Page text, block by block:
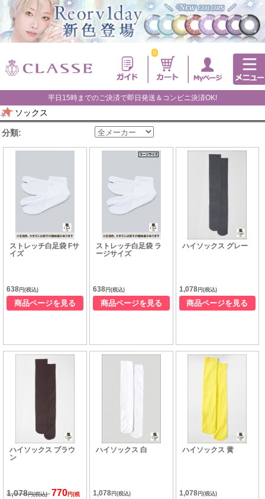
0
平日15時までのご決済で即日発送＆コンビニ決済OK!
ソックス
分類:
ストレッチ白足袋 Fサ
イズ
638 円(税込)
商品ページを見る
ストレッチ白足袋 ラ
ージサイズ
638円(税込)
商品ページを見る
ハイソックス グレー
1,078円(税込)
商品ページを見る
ハイソックス ブラウ
ン
1,078円(税込) 770 円(税
ハイソックス 白
1,078円(税込)
ハイソックス 黄
1,078円(税込)